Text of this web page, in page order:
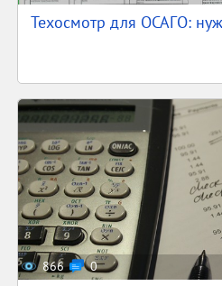
Техосмотр для ОСАГО:
866 0